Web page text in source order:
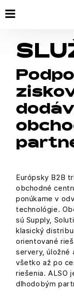
Európsky B2B
obchodné
ponúkame v
technológie.
sú Supply,
klasický
orientované
servery, úložné
všetko až po
riešenia. ALSO
dlhodobým